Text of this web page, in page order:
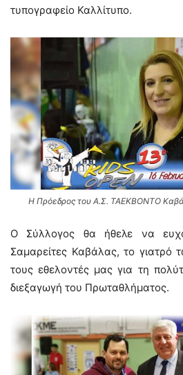
τυπογραφείο Καλλίτυπο.
Η Πρόεδρος του Α.Σ. ΤΑΕΚΒΟΝΤΟ
Ο Σύλλογος θα ήθελε να
Σαμαρείτες Καβάλας, το
τους εθελοντές μας για τη
διεξαγωγή του Πρωταθλήματος.